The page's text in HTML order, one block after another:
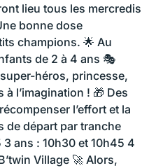
lieu tous les mercredis
bonne dose
champions. 🌟 Au
de 2 à 4 ans 🎭
héros, princesse,
l’imagination ! 🎁 Des
l’effort et la
de départ par tranche
3 ans : 10h30 et 10h45 4
Village 🚀 Alors,